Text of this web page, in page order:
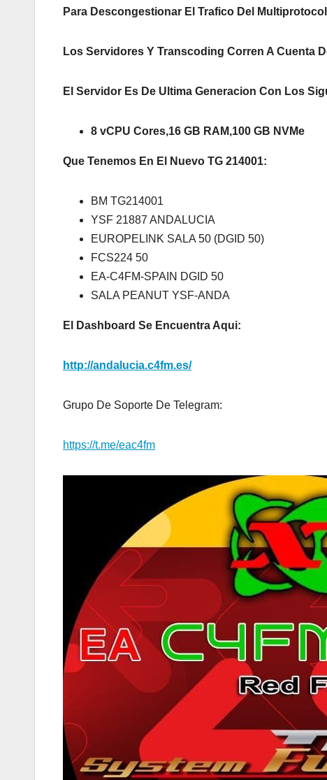
Para Descongestionar El Trafico Del
Los Servidores Y Transcoding Corren A Cuenta
El Servidor Es De Ultima Generacion Con Los
8 vCPU Cores,16 GB RAM,100 GB NVMe
Que Tenemos En El Nuevo TG 214001:
BM TG214001
YSF 21887 ANDALUCIA
EUROPELINK SALA 50 (DGID 50)
FCS224 50
EA-C4FM-SPAIN DGID 50
SALA PEANUT YSF-ANDA
El Dashboard Se Encuentra Aqui:
http://andalucia.c4fm.es/
Grupo De Soporte De Telegram:
https://t.me/eac4fm